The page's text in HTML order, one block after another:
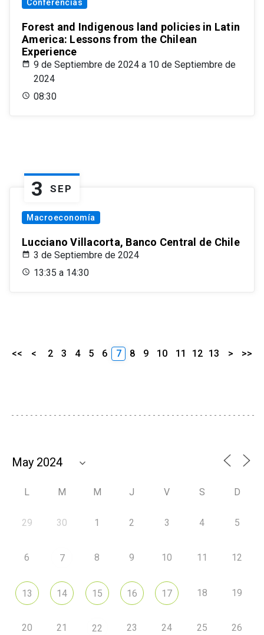
Conferencias
Forest and Indigenous land policies in Latin
America: Lessons from the Chilean
Experience
9 de Septiembre de 2024 a 10 de Septiembre de
2024
08:30
3 SEP
Macroeconomía
Lucciano Villacorta, Banco Central de Chile
3 de Septiembre de 2024
13:35 a 14:30
<< < 2 3 4 5 6 7 8 9 10 11 12 13 > >>
L M M J V S D
29 30 1 2 3 4 5
6 7 8 9 10 11 12
13 14 15 16 17 18 19
20 21 22 23 24 25 26